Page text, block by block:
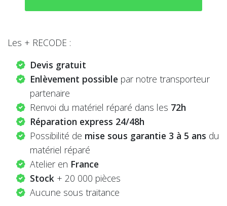
Les + RECODE :
Devis gratuit
Enlèvement possible par notre transporteur
partenaire
Renvoi du matériel réparé dans les 72h
Réparation express 24/48h
Possibilité de mise sous garantie 3 à 5 ans du
matériel réparé
Atelier en France
Stock + 20 000 pièces
Aucune sous traitance